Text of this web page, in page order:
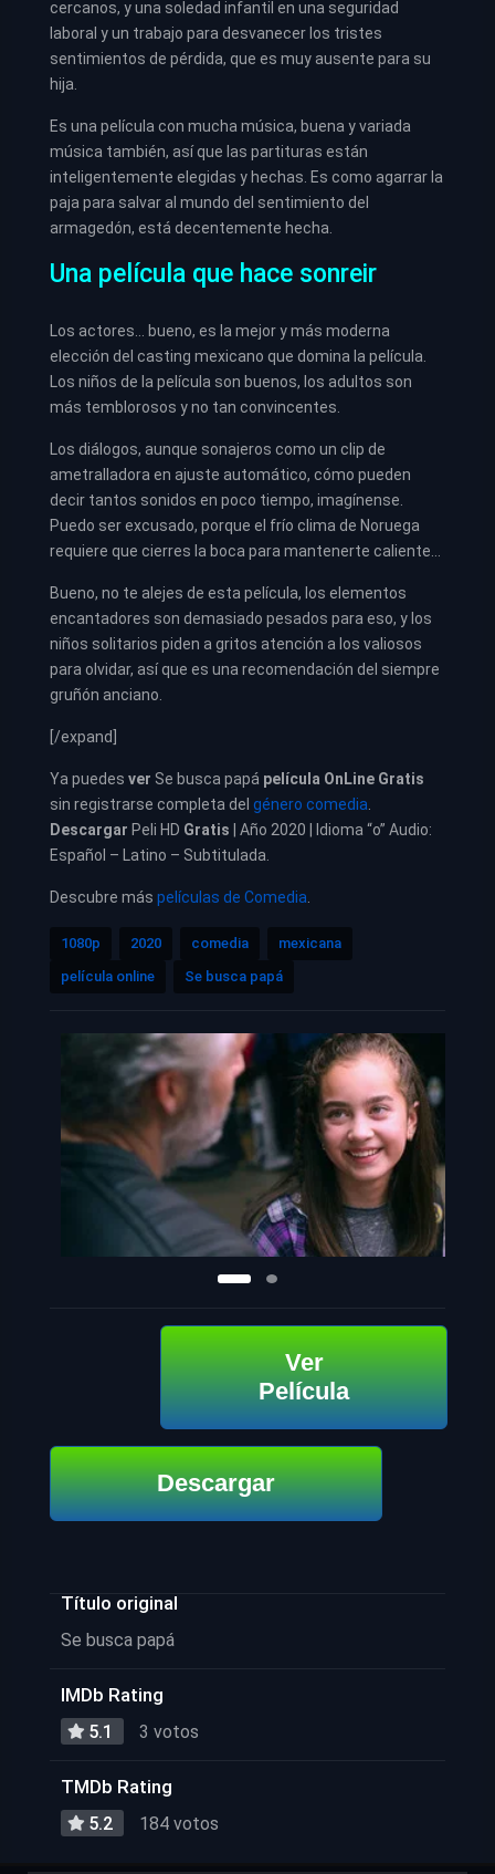
cercanos, y una soledad infantil en una seguridad
laboral y un trabajo para desvanecer los tristes
sentimientos de pérdida, que es muy ausente para su
hija.
Es una película con mucha música, buena y variada
música también, así que las partituras están
inteligentemente elegidas y hechas. Es como agarrar la
paja para salvar al mundo del sentimiento del
armagedón, está decentemente hecha.
Una película que hace sonreir
Los actores… bueno, es la mejor y más moderna
elección del casting mexicano que domina la película.
Los niños de la película son buenos, los adultos son
más temblorosos y no tan convincentes.
Los diálogos, aunque sonajeros como un clip de
ametralladora en ajuste automático, cómo pueden
decir tantos sonidos en poco tiempo, imagínense.
Puedo ser excusado, porque el frío clima de Noruega
requiere que cierres la boca para mantenerte caliente…
Bueno, no te alejes de esta película, los elementos
encantadores son demasiado pesados para eso, y los
niños solitarios piden a gritos atención a los valiosos
para olvidar, así que es una recomendación del siempre
gruñón anciano.
[/expand]
Ya puedes ver Se busca papá película OnLine Gratis
sin registrarse completa del género comedia
Descargar Peli HD Gratis | Año 2020 | Idioma “o” Audio:
Español – Latino – Subtitulada.
Descubre más películas de Comedia
1080p 2020 comedia
mexicana
película online
Se busca papá
Ver
Película
Descargar
Título original
Se busca papá
IMDb Rating
5.1 3 votos
TMDb Rating
5.2 184 votos